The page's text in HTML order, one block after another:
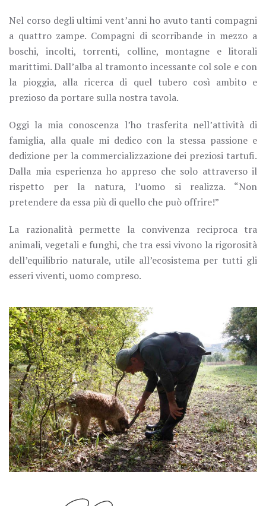
Nel corso degli ultimi vent’anni ho avuto tanti compagni
a quattro zampe. Compagni di scorribande in mezzo a
boschi, incolti, torrenti, colline, montagne e litorali
marittimi. Dall’alba al tramonto incessante col sole e con
la pioggia, alla ricerca di quel tubero così ambito e
prezioso da portare sulla nostra tavola.
Oggi la mia conoscenza l’ho trasferita nell’attività di
famiglia, alla quale mi dedico con la stessa passione e
dedizione per la commercializzazione dei preziosi tartufi.
Dalla mia esperienza ho appreso che solo attraverso il
rispetto per la natura, l’uomo si realizza. “Non
pretendere da essa più di quello che può offrire!”
La razionalità permette la convivenza reciproca tra
animali, vegetali e funghi, che tra essi vivono la rigorosità
dell’equilibrio naturale, utile all’ecosistema per tutti gli
esseri viventi, uomo compreso.